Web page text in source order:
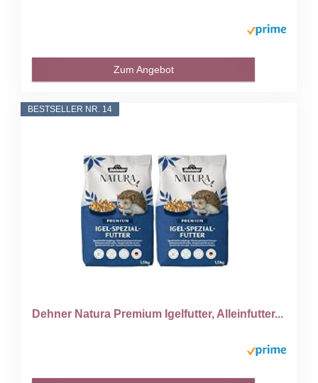
Zum Angebot
BESTSELLER NR. 14
Dehner Natura Premium Igelfutter, Alleinfutter...